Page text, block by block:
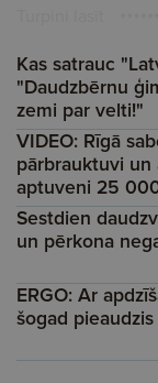
Kas satrauc
"Daudzbērnu
zemi par velti!"
VIDEO: Rīgā
pārbrauktuvi un
aptuveni 25
Sestdien
un pērkona
ERGO: Ar
šogad